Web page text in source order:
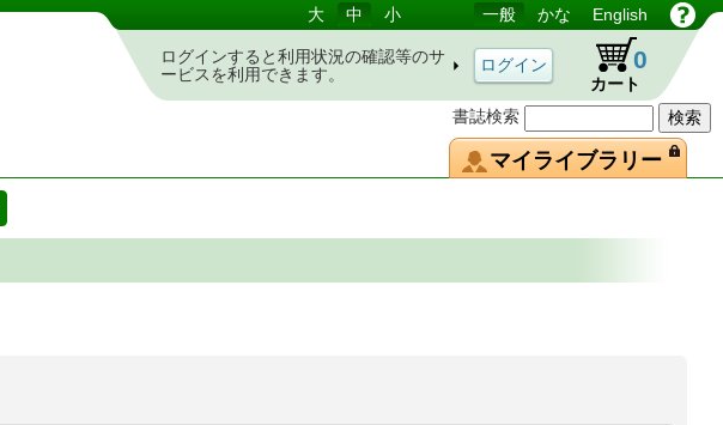
書誌検索
大 中 小 一般 かな English
ログインすると利用状況の確認等のサ
ービスを利用できます。
カート
0
マイライブラリー